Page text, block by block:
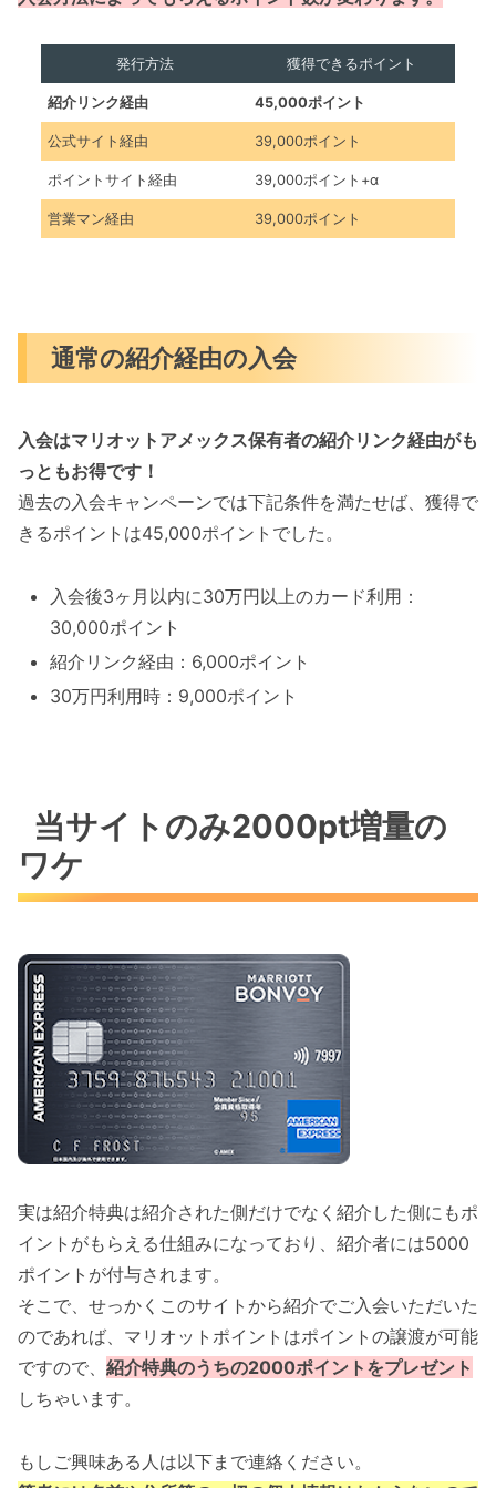
発行方法 獲得できるポイント
紹介リンク経由 45,000ポイント
公式サイト経由 39,000ポイント
ポイントサイト経由 39,000ポイント+α
営業マン経由 39,000ポイント
通常の紹介経由の入会
入会はマリオットアメックス保有者の紹介リンク経由がも
っともお得です！
過去の入会キャンペーンでは下記条件を満たせば、獲得で
きるポイントは45,000ポイントでした。
入会後3ヶ月以内に30万円以上のカード利用：
30,000ポイント
紹介リンク経由：6,000ポイント
30万円利用時：9,000ポイント
当サイトのみ2000pt増量の
ワケ
実は紹介特典は紹介された側だけでなく紹介した側にもポ
イントがもらえる仕組みになっており、紹介者には5000
ポイントが付与されます。
そこで、せっかくこのサイトから紹介でご入会いただいた
のであれば、マリオットポイントはポイントの譲渡が可能
ですので、 紹介特典のうちの2000ポイントをプレゼント
しちゃいます。
もしご興味ある人は以下まで連絡ください。